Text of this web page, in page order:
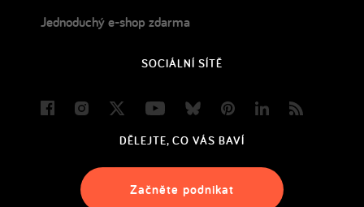
Jednoduchý e-shop zdarma
SOCIÁLNÍ SÍTĚ
FacebookInstagram
Twitter YoutubeBlueskyPinterestLinkedIn
DĚLEJTE, CO VÁS BAVÍ
Začněte podnikat